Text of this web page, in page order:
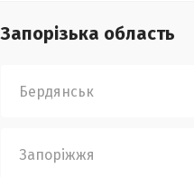
Запорізька область
Бердянськ
Запоріжжя